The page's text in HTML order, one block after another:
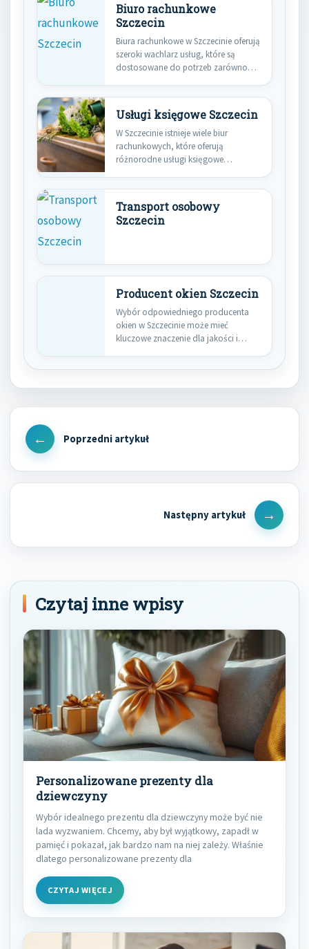
Biuro rachunkowe
Szczecin
Biura rachunkowe w Szczecinie oferują
szeroki wachlarz usług, które są
dostosowane do potrzeb zarówno
Usługi księgowe Szczecin
W Szczecinie istnieje wiele biur
rachunkowych, które oferują
różnorodne usługi księgowe
Transport osobowy
Szczecin
Producent okien Szczecin
Wybór odpowiedniego producenta
okien w Szczecinie może mieć
kluczowe znaczenie dla jakości i
Nawigacja
wpisu
Previous
Next
Post
Czytaj inne wpisy
Personalizowane prezenty dla
dziewczyny
Wybór idealnego prezentu dla dziewczyny może być nie
lada wyzwaniem. Chcemy, aby był wyjątkowy, zapadł w
pamięć i pokazał, jak bardzo nam na niej zależy. Właśnie
dlatego personalizowane prezenty dla
CZYTAJ WIĘCEJ